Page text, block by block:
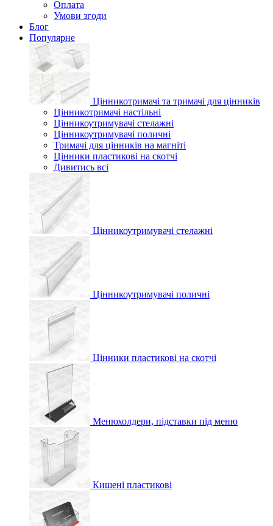
Оплата
Умови згоди
Блог
Популярне
Цінникотримачі та тримачі для цінників
Цінникотримачі настільні
Цінникоутримувачі стелажні
Цінникоутримувачі поличні
Тримачі для цінників на магніті
Цінники пластикові на скотчі
Дивитись всі
Цінникоутримувачі стелажні
Цінникоутримувачі поличні
Цінники пластикові на скотчі
Менюхолдери, підставки під меню
Кишені пластикові